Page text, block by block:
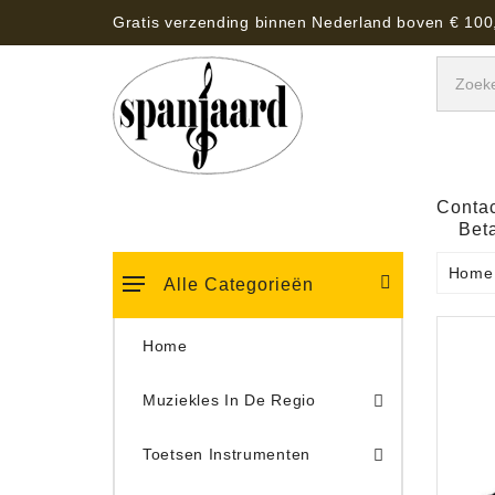
Gratis verzending binnen Nederland boven €
Alle Categorieën
Home
Muziekles In De Regio
Toetsen Instrumenten
Home